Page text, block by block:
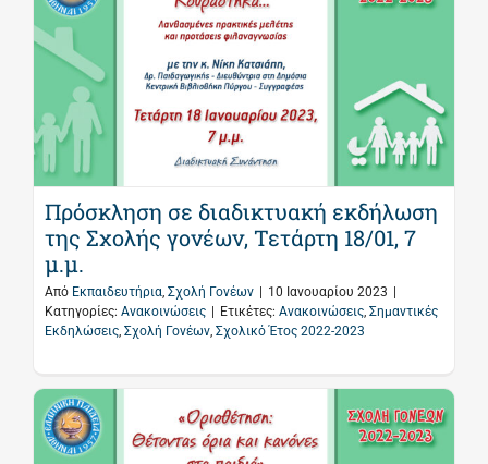
Πρόσκληση σε διαδικτυακή εκδήλωση
της Σχολής γονέων, Τετάρτη 18/01, 7
μ.μ.
Από Εκπαιδευτήρια, Σχολή Γονέων 10 Ιανουαρίου 2023
Κατηγορίες: Ανακοινώσεις Ετικέτες: Ανακοινώσεις, Σημαντικές
Εκδηλώσεις, Σχολή Γονέων, Σχολικό Έτος 2022-2023